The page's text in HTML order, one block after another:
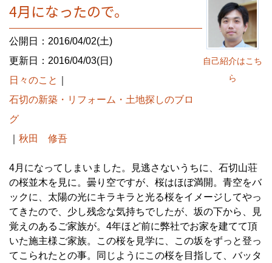
自己紹介はこち
ら
4月になったので。
公開日：2016/04/02(土)
更新日：2016/04/03(日)
日々のこと
石切の新築・リフォーム・土地探しのブロ
グ
秋田 修吾
4月になってしまいました。見逃さないうちに、石切山荘
の桜並木を見に。曇り空ですが、桜はほぼ満開。青空をバ
ックに、太陽の光にキラキラと光る桜をイメージしてやっ
てきたので、少し残念な気持ちでしたが、坂の下から、見
覚えのあるご家族が。4年ほど前に弊社でお家を建てて頂
いた施主様ご家族。この桜を見学に、この坂をずっと登っ
てこられたとの事。同じようにこの桜を目指して、バッタ